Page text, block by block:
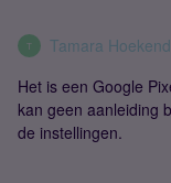
T Tamara
Het is een Google
kan geen aanleiding
de instellingen.